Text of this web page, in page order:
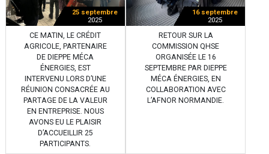
25 septembre
2025
CE MATIN, LE CRÉDIT
AGRICOLE, PARTENAIRE
DE DIEPPE MÉCA
ÉNERGIES, EST
INTERVENU LORS D’UNE
RÉUNION CONSACRÉE AU
PARTAGE DE LA VALEUR
EN ENTREPRISE. NOUS
AVONS EU LE PLAISIR
D’ACCUEILLIR 25
PARTICIPANTS.
16 septembre
2025
RETOUR SUR LA
COMMISSION QHSE
ORGANISÉE LE 16
SEPTEMBRE PAR DIEPPE
MÉCA ÉNERGIES, EN
COLLABORATION AVEC
L’AFNOR NORMANDIE.